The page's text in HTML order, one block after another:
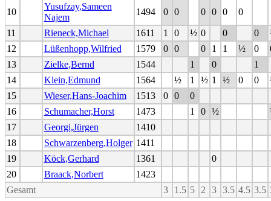
10
Yusufzay,Sameen
Najem
1494 0 0 0 0 0 0
11 Rieneck,Michael 1611 1 0 ½ 0 0 0
12
Lüßenhopp,Wilfried 1579 0 0 0 1 1 ½ 0
13
Zielke,Bernd 1544 1 0
1
14
Klein,Edmund 1564 ½ 1 ½ 1 ½ 0 0
15
Wieser,Hans-Joachim 1513 0 0
0
16
Schumacher,Horst 1473 1 0 ½
17
Georgi,Jürgen
1410
18
Schwarzenberg,Holger 1411
19
Köck,Gerhard 1361
0
20
Braack,Norbert
1423
Gesamt
3 1.5 5 2 3 3.5 4.5 3.5